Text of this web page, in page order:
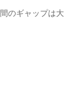
のギャップは大